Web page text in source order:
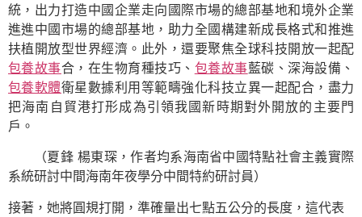
統，出力打造中國企業走向國際市場的總部基地和境外企業
進進中國市場的總部基地，助力全國構建新成長格式和推進
扶植開放型世界經濟。此外，還要聚焦全球科技開放一起配
包養故事合，在生物育種技巧、 包養故事藍碳、深海設備、
包養軟體衛星數據利用等範疇強化科技立異一起配合，盡力
把海南自貿港打形成為引領我國新時期對外開放的主要門
戶。
（夏鋒 楊東琛，作者均系海南省中國特點社會主義實際
系統研討中間海南年夜學分中間特約研討員）
接著，她將圓規打開，準確量出七點五公分的長度，這代表